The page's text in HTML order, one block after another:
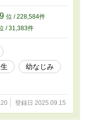
ていく――！ ドタバ
ラブコメディ。 ＊
とオメガを隔離した
いますが、この物語
世界観になってま
位 / 228,584件
/ 31,383件
幼なじみ
登録日 2025.09.15